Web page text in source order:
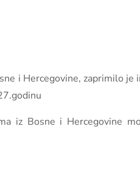
i Hercegovine, zaprimilo je
iz Bosne i Hercegovine